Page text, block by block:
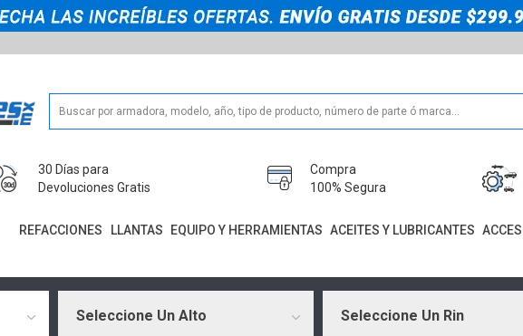
30 Días para
Devoluciones Gratis
Compra
100% Segura
REFACCIONES LLANTAS EQUIPO Y HERRAMIENTAS ACEITES Y LUBRICANTES
Seleccione Un Alto Seleccione Un Rin